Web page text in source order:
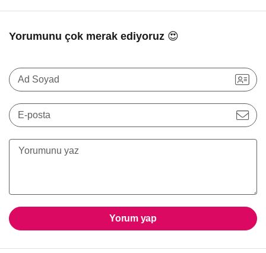
Yorumunu çok merak ediyoruz 😍
Ad Soyad
E-posta
Yorum yap